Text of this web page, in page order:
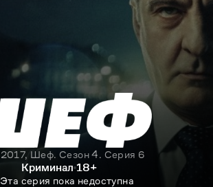
2017, Шеф. Сезон 4. Серия 6
Криминал 18+
Эта серия пока недоступна